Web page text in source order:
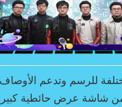
للرسم وتدعم
شاشة عرض حائطية